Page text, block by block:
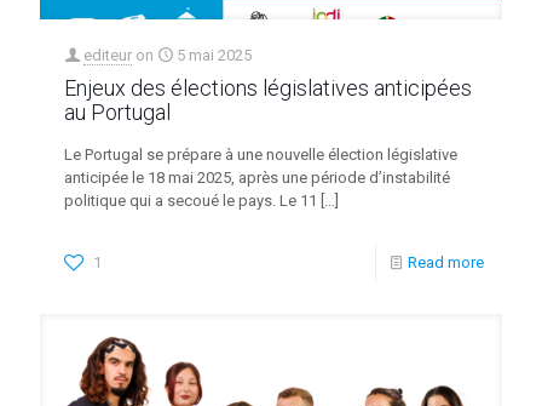
editeur on 5 mai 2025
Enjeux des élections législatives anticipées
au Portugal
Le Portugal se prépare à une nouvelle élection législative
anticipée le 18 mai 2025, après une période d’instabilité
politique qui a secoué le pays. Le 11 […]
1 Read more